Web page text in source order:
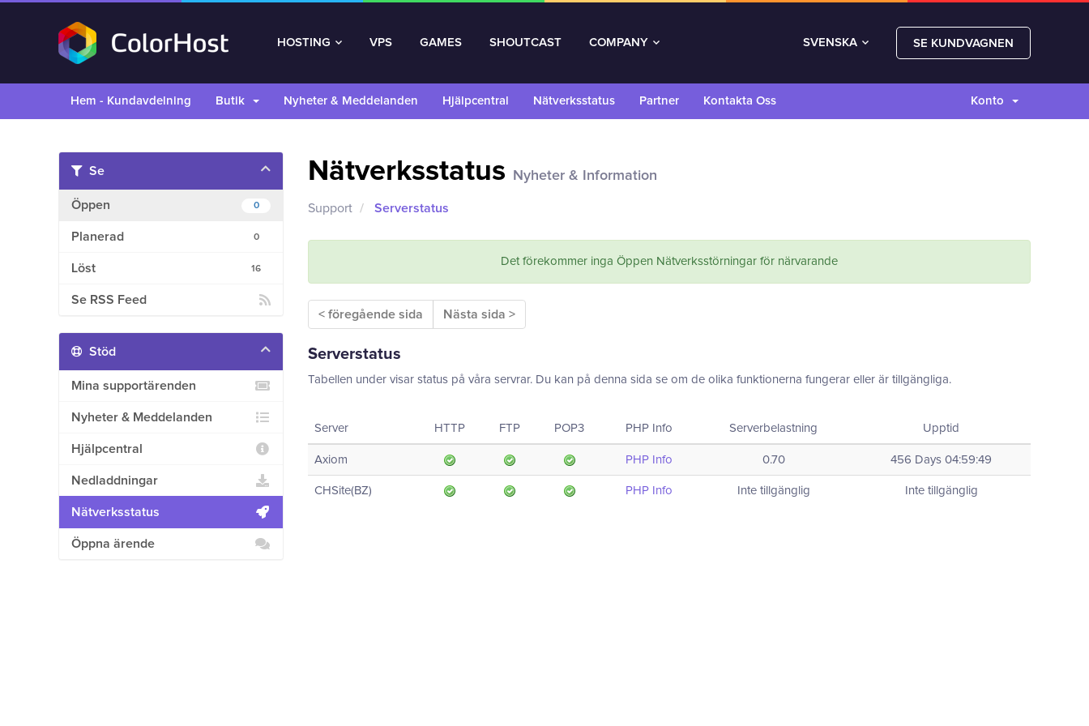
HOSTING VPS GAMES SHOUTCAST COMPANY SVENSKA SE KUNDVAGNEN
Hem - Kundavdelning Butik Nyheter & Meddelanden Hjälpcentral Nätverksstatus Partner Kontakta Oss Konto
Nätverksstatus Nyheter & Information
Support Serverstatus
Se
0
Öppen
0
Planerad
16
Löst
Se RSS Feed
Det förekommer inga Öppen Nätverksstörningar för närvarande
< föregående sida Nästa sida >
Serverstatus
Tabellen under visar status på våra servrar. Du kan på denna sida se om de olika funktionerna fungerar eller är tillgängliga.
Server HTTP FTP POP3 PHP Info Serverbelastning Upptid
Axiom PHP Info 0.70 456 Days 04:59:49
CHSite(BZ) PHP Info Inte tillgänglig Inte tillgänglig
Stöd
Mina supportärenden
Nyheter & Meddelanden
Hjälpcentral
Nedladdningar
Nätverksstatus
Öppna ärende